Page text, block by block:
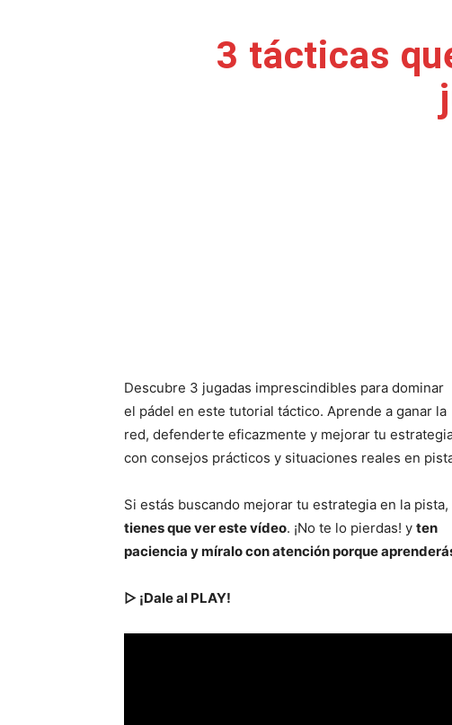
3 tácticas
Descubre 3 jugadas imprescindibles para dominar
el pádel en este tutorial táctico. Aprende a ganar la
red, defenderte eficazmente y mejorar tu
con consejos prácticos y situaciones reales en
Si estás buscando mejorar tu estrategia en la pista,
tienes que ver este vídeo. ¡No te lo pierdas! y ten
paciencia y míralo con atención porque
▷ ¡Dale al PLAY!